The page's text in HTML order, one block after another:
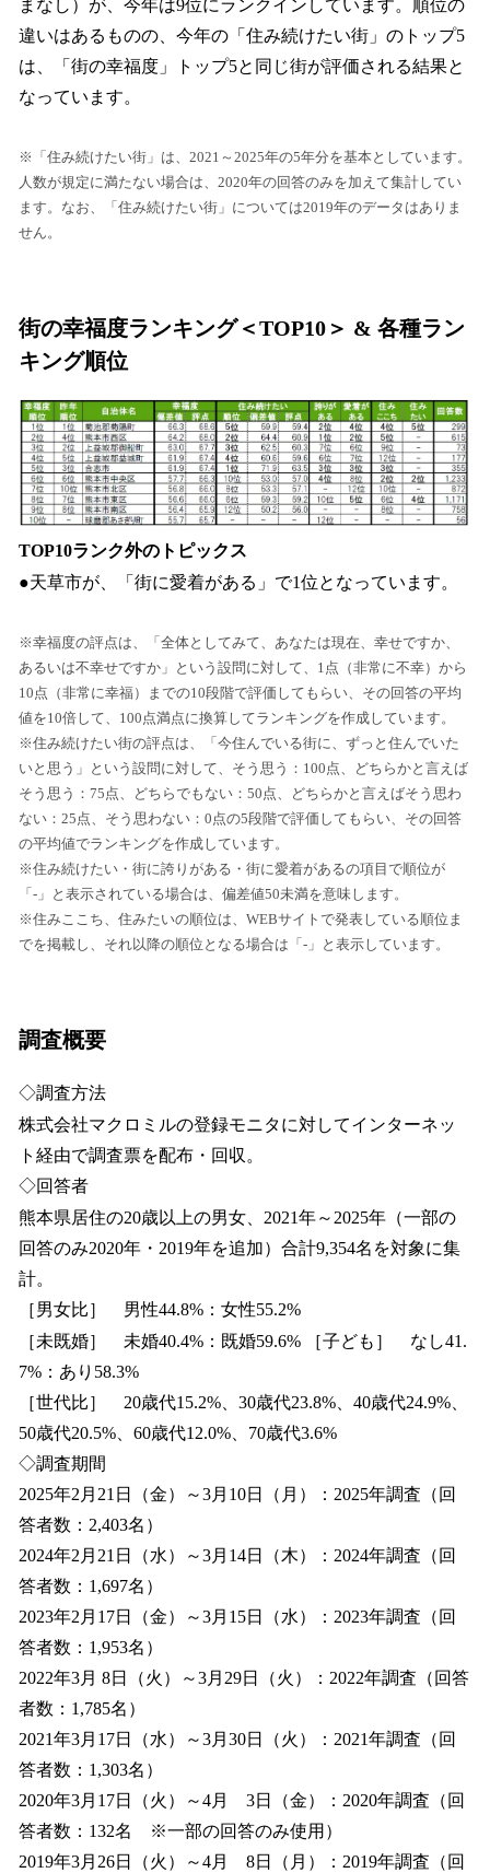
まなし）が、今年は9位にランクインしています。順位の
違いはあるものの、今年の「住み続けたい街」のトップ5
は、「街の幸福度」トップ5と同じ街が評価される結果と
なっています。
※「住み続けたい街」は、2021～2025年の5年分を基本としています。
人数が規定に満たない場合は、2020年の回答のみを加えて集計してい
ます。なお、「住み続けたい街」については2019年のデータはありま
せん。
街の幸福度ランキング＜TOP10＞ & 各種ラン
キング順位
TOP10ランク外のトピックス
●天草市が、「街に愛着がある」で1位となっています。
※幸福度の評点は、「全体としてみて、あなたは現在、幸せですか、
あるいは不幸せですか」という設問に対して、1点（非常に不幸）から
10点（非常に幸福）までの10段階で評価してもらい、その回答の平均
値を10倍して、100点満点に換算してランキングを作成しています。
※住み続けたい街の評点は、「今住んでいる街に、ずっと住んでいた
いと思う」という設問に対して、そう思う：100点、どちらかと言えば
そう思う：75点、どちらでもない：50点、どちらかと言えばそう思わ
ない：25点、そう思わない：0点の5段階で評価してもらい、その回答
の平均値でランキングを作成しています。
※住み続けたい・街に誇りがある・街に愛着があるの項目で順位が
「-」と表示されている場合は、偏差値50未満を意味します。
※住みここち、住みたいの順位は、WEBサイトで発表している順位ま
でを掲載し、それ以降の順位となる場合は「-」と表示しています。
調査概要
◇調査方法
株式会社マクロミルの登録モニタに対してインターネッ
ト経由で調査票を配布・回収。
◇回答者
熊本県居住の20歳以上の男女、2021年～2025年（一部の
回答のみ2020年・2019年を追加）合計9,354名を対象に集
計。
［男女比］ 男性44.8%：女性55.2%
［未既婚］ 未婚40.4%：既婚59.6% ［子ども］ なし41.
7%：あり58.3%
［世代比］ 20歳代15.2%、30歳代23.8%、40歳代24.9%、
50歳代20.5%、60歳代12.0%、70歳代3.6%
◇調査期間
2025年2月21日（金）～3月10日（月）：2025年調査（回
答者数：2,403名）
2024年2月21日（水）～3月14日（木）：2024年調査（回
答者数：1,697名）
2023年2月17日（金）～3月15日（水）：2023年調査（回
答者数：1,953名）
2022年3月 8日（火）～3月29日（火）：2022年調査（回答
者数：1,785名）
2021年3月17日（水）～3月30日（火）：2021年調査（回
答者数：1,303名）
2020年3月17日（火）～4月 3日（金）：2020年調査（回
答者数：132名 ※一部の回答のみ使用）
2019年3月26日（火）～4月 8日（月）：2019年調査（回